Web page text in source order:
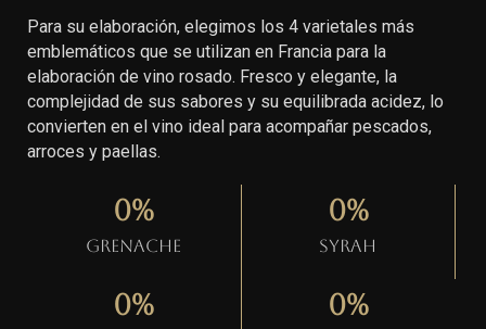
Para su elaboración, elegimos los 4 varietales más
emblemáticos que se utilizan en Francia para la
elaboración de vino rosado. Fresco y elegante, la
complejidad de sus sabores y su equilibrada acidez, lo
convierten en el vino ideal para acompañar pescados,
arroces y paellas.
Grenache
0%
Syrah
0%
0% 0%